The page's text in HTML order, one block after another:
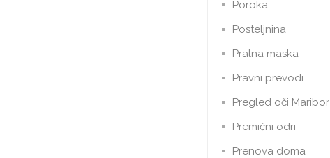
Poroka
Posteljnina
Pralna maska
Pravni prevodi
Pregled oči Maribor
Premični odri
Prenova doma